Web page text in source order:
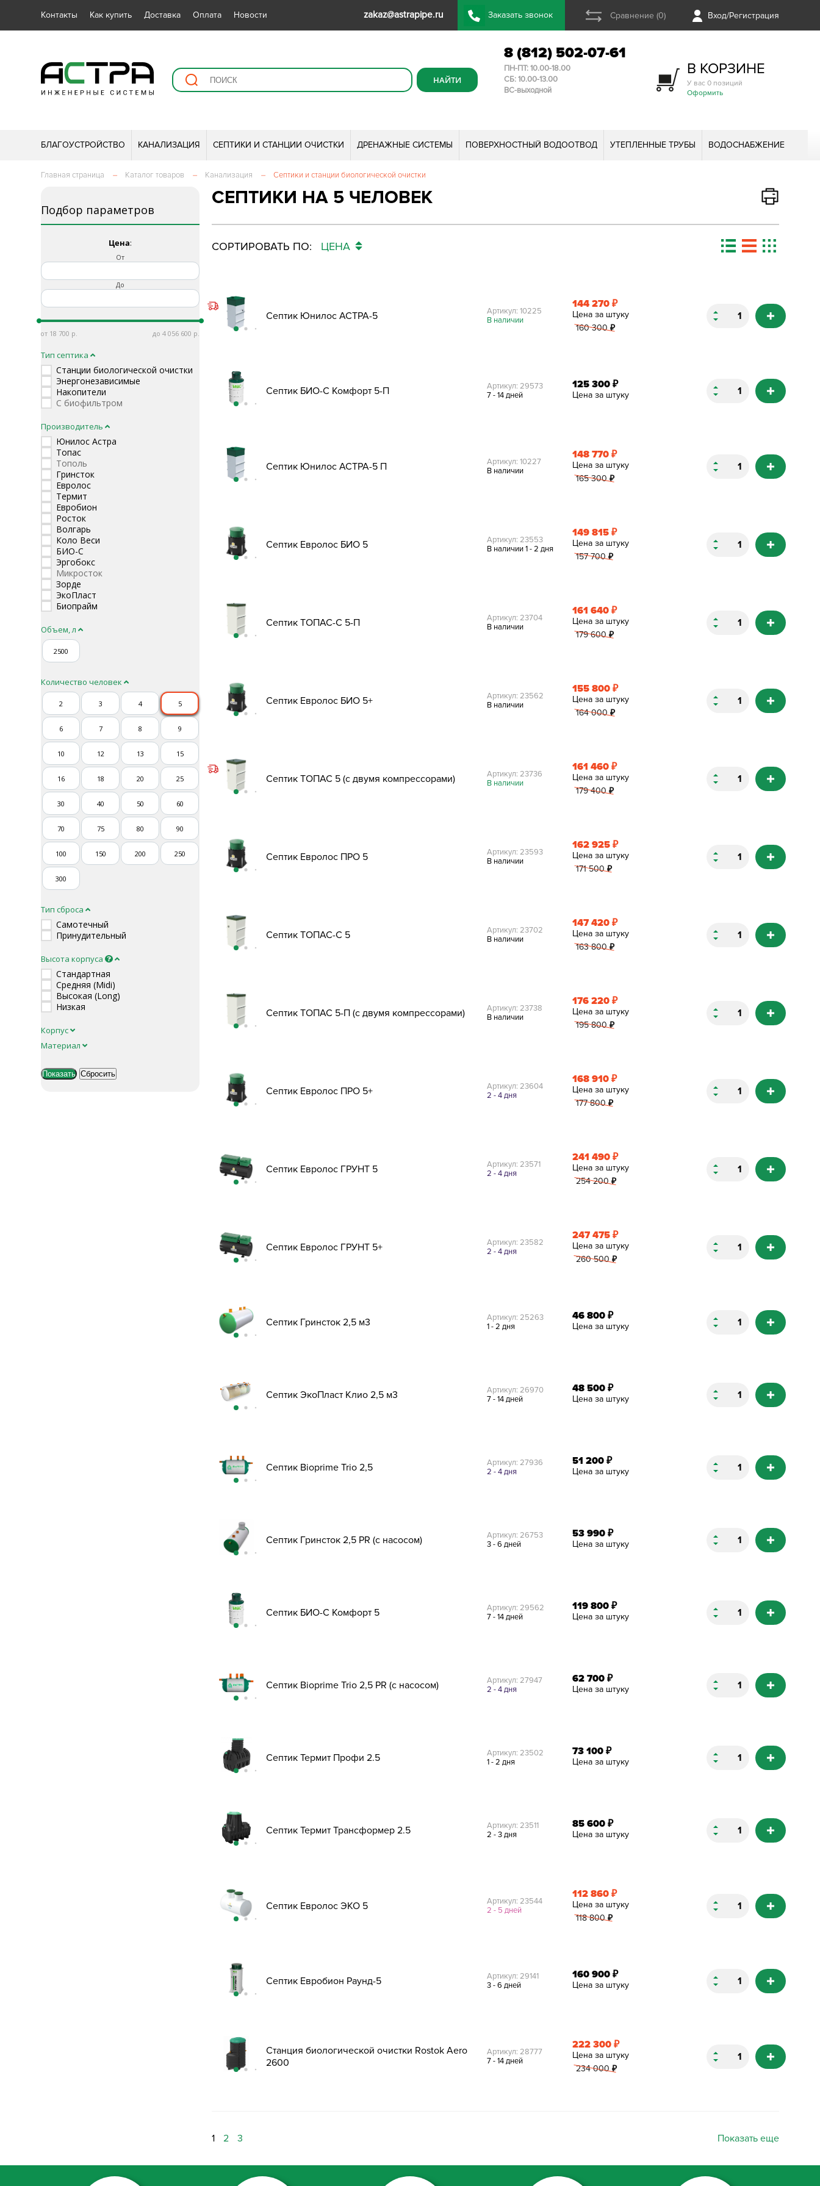
Контакты Как купить Доставка Оплата Новости zakaz@astrapipe.ru Заказать звонок Сравнение (0) Вход/Регистрация
8 (812) 502-07-61
ПН-ПТ: 10.00-18.00
СБ: 10.00-13.00
ВС-выходной
В КОРЗИНЕ
У вас 0 позиций
Оформить
БЛАГОУСТРОЙСТВО КАНАЛИЗАЦИЯ СЕПТИКИ И СТАНЦИИ ОЧИСТКИ ДРЕНАЖНЫЕ СИСТЕМЫ ПОВЕРХНОСТНЫЙ ВОДООТВОД УТЕПЛЕННЫЕ ТРУБЫ ВОДОСНАБЖЕНИЕ
Главная страница – Каталог товаров – Канализация – Септики и станции биологической очистки
Подбор параметров
Цена:
От
До
18 700 4 056 600
Тип септика
Станции биологической очистки
Энергонезависимые
Накопители
С биофильтром
Производитель
Юнилос Астра
Топас
Тополь
Гринсток
Евролос
Термит
Евробион
Росток
Волгарь
Коло Веси
БИО-С
Эргобокс
Микросток
Зорде
ЭкоПласт
Биопрайм
Объем, л
2500
Количество человек
2 3 4 5
6 7 8 9
10 12 13 15
16 18 20 25
30 40 50 60
70 75 80 90
100 150 200 250
300
Тип сброса
Самотечный
Принудительный
Высота корпуса
Стандартная
Средняя (Midi)
Высокая (Long)
Низкая
Корпус
Материал
СЕПТИКИ НА 5 ЧЕЛОВЕК
СОРТИРОВАТЬ ПО: ЦЕНА
Септик Юнилос АСТРА-5
Артикул: 10225
В наличии
144 270 ₽
Цена за штуку
160 300₽
Септик БИО-С Комфорт 5-П
Артикул: 29573
7 - 14 дней
125 300 ₽
Цена за штуку
Септик Юнилос АСТРА-5 П
Артикул: 10227
В наличии
148 770 ₽
Цена за штуку
165 300₽
Септик Евролос БИО 5
Артикул: 23553
В наличии 1 - 2 дня
149 815 ₽
Цена за штуку
157 700₽
Септик ТОПАС-С 5-П
Артикул: 23704
В наличии
161 640 ₽
Цена за штуку
179 600₽
Септик Евролос БИО 5+
Артикул: 23562
В наличии
155 800 ₽
Цена за штуку
164 000₽
Септик ТОПАС 5 (с двумя компрессорами)
Артикул: 23736
В наличии
161 460 ₽
Цена за штуку
179 400₽
Септик Евролос ПРО 5
Артикул: 23593
В наличии
162 925 ₽
Цена за штуку
171 500₽
Септик ТОПАС-С 5
Артикул: 23702
В наличии
147 420 ₽
Цена за штуку
163 800₽
Септик ТОПАС 5-П (с двумя компрессорами)
Артикул: 23738
В наличии
176 220 ₽
Цена за штуку
195 800₽
Септик Евролос ПРО 5+
Артикул: 23604
2 - 4 дня
168 910 ₽
Цена за штуку
177 800₽
Септик Евролос ГРУНТ 5
Артикул: 23571
2 - 4 дня
241 490 ₽
Цена за штуку
254 200₽
Септик Евролос ГРУНТ 5+
Артикул: 23582
2 - 4 дня
247 475 ₽
Цена за штуку
260 500₽
Септик Гринсток 2,5 м3
Артикул: 25263
1 - 2 дня
46 800 ₽
Цена за штуку
Септик ЭкоПласт Клио 2,5 м3
Артикул: 26970
7 - 14 дней
48 500 ₽
Цена за штуку
Септик Bioprime Trio 2,5
Артикул: 27936
2 - 4 дня
51 200 ₽
Цена за штуку
Септик Гринсток 2,5 PR (с насосом)
Артикул: 26753
3 - 6 дней
53 990 ₽
Цена за штуку
Септик БИО-С Комфорт 5
Артикул: 29562
7 - 14 дней
119 800 ₽
Цена за штуку
Септик Bioprime Trio 2,5 PR (с насосом)
Артикул: 27947
2 - 4 дня
62 700 ₽
Цена за штуку
Септик Термит Профи 2.5
Артикул: 23502
1 - 2 дня
73 100 ₽
Цена за штуку
Септик Термит Трансформер 2.5
Артикул: 23511
2 - 3 дня
85 600 ₽
Цена за штуку
Септик Евролос ЭКО 5
Артикул: 23544
2 - 5 дней
112 860 ₽
Цена за штуку
118 800₽
Септик Евробион Раунд-5
Артикул: 29141
3 - 6 дней
160 900 ₽
Цена за штуку
Станция биологической очистки Rostok Aero
2600
Артикул: 28777
7 - 14 дней
222 300 ₽
Цена за штуку
234 000₽
1 2 3 Показать еще